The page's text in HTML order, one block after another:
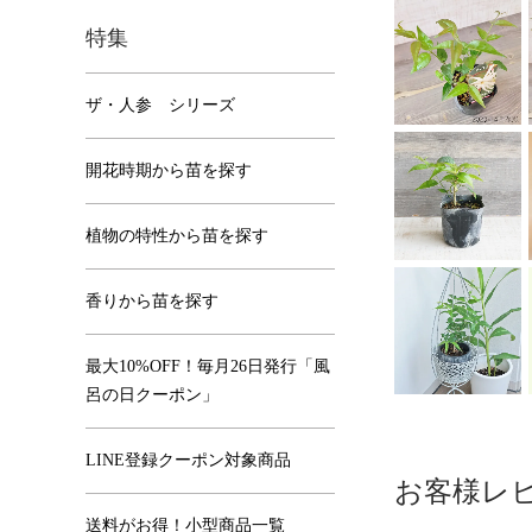
お客様レ
特集
ザ・人参 シリーズ
開花時期から苗を探す
植物の特性から苗を探す
香りから苗を探す
最大10%OFF！毎月26日発行「風
呂の日クーポン」
LINE登録クーポン対象商品
送料がお得！小型商品一覧